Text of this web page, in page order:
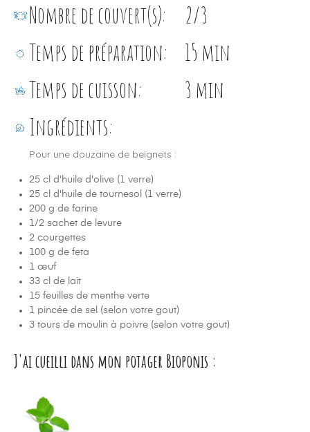
Nombre de couvert(s):
2/3
Temps de préparation:
15 min
Temps de cuisson:
3 min
Ingrédients:
Pour une douzaine de beignets :
25 cl d'huile d'olive (1 verre)
25 cl d'huile de tournesol (1 verre)
200 g de farine
1/2 sachet de levure
2 courgettes
100 g de feta
1 œuf
33 cl de lait
15 feuilles de menthe verte
1 pincée de sel (selon votre gout)
3 tours de moulin à poivre (selon votre gout)
J'ai cueilli dans mon potager Bioponis :